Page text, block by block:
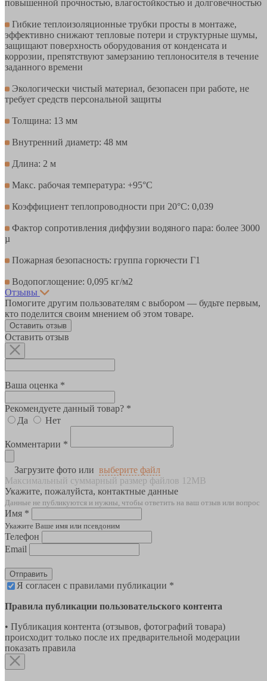
повышенной прочностью, влагостойкостью и долговечностью
Гибкие теплоизоляционные трубки просты в монтаже,
эффективно снижают тепловые потери и структурные шумы,
защищают поверхность оборудования от конденсата и
коррозии, препятствуют замерзанию теплоносителя в течение
заданного времени
Экологически чистый материал, безопасен при работе, не
требует средств персональной защиты
Толщина: 13 мм
Внутренний диаметр: 48 мм
Длина: 2 м
Макс. рабочая температура: +95°С
Коэффициент теплопроводности при 20°С: 0,039
Фактор сопротивления диффузии водяного пара: более 3000
µ
Пожарная безопасность: группа горючести Г1
Водопоглощение: 0,095 кг/м2
Отзывы
Помогите другим пользователям с выбором — будьте первым,
кто поделится своим мнением об этом товаре.
Оставить отзыв
Оставить отзыв
Ваша оценка *
Рекомендуете данный товар? *
Да
Нет
Комментарии *
Загрузите фото или выберите файл
Максимальный суммарный размер файлов 12MB
Укажите, пожалуйста, контактные данные
Данные не публикуются и нужны, чтобы ответить на ваш отзыв или вопрос
Имя *
Укажите Ваше имя или псевдоним
Телефон
Email
Отправить
Я согласен с правилами публикации *
Правила публикации пользовательского контента
• Публикация контента (отзывов, фотографий товара)
происходит только после их предварительной модерации
показать правила